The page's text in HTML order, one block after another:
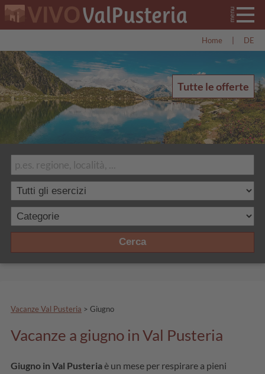
Home DE
Cerca
Tutte le offerte
Vacanze Val Pusteria > Giugno
Vacanze a giugno in Val Pusteria
Giugno in Val Pusteriaè un mese per respirare a pieni